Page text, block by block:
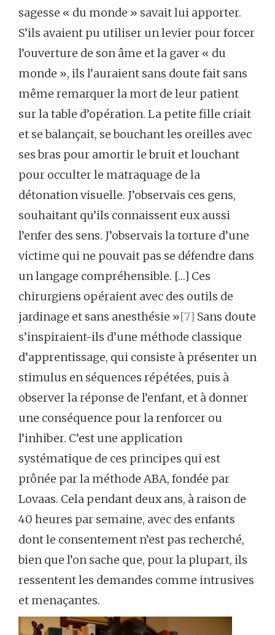
sagesse « du monde » savait lui apporter.
S’ils avaient pu utiliser un levier pour forcer
l’ouverture de son âme et la gaver « du
monde », ils l’auraient sans doute fait sans
même remarquer la mort de leur patient
sur la table d’opération. La petite fille criait
et se balançait, se bouchant les oreilles avec
ses bras pour amortir le bruit et louchant
pour occulter le matraquage de la
détonation visuelle. J’observais ces gens,
souhaitant qu’ils connaissent eux aussi
l’enfer des sens. J’observais la torture d’une
victime qui ne pouvait pas se défendre dans
un langage compréhensible. […] Ces
chirurgiens opéraient avec des outils de
jardinage et sans anesthésie »[7] Sans doute
s’inspiraient-ils d’une méthode classique
d’apprentissage, qui consiste à présenter un
stimulus en séquences répétées, puis à
observer la réponse de l’enfant, et à donner
une conséquence pour la renforcer ou
l’inhiber. C’est une application
systématique de ces principes qui est
prônée par la méthode ABA, fondée par
Lovaas. Cela pendant deux ans, à raison de
40 heures par semaine, avec des enfants
dont le consentement n’est pas recherché,
bien que l’on sache que, pour la plupart, ils
ressentent les demandes comme intrusives
et menaçantes.